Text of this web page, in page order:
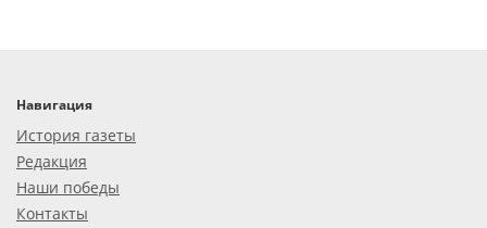
Навигация
История газеты
Редакция
Наши победы
Контакты